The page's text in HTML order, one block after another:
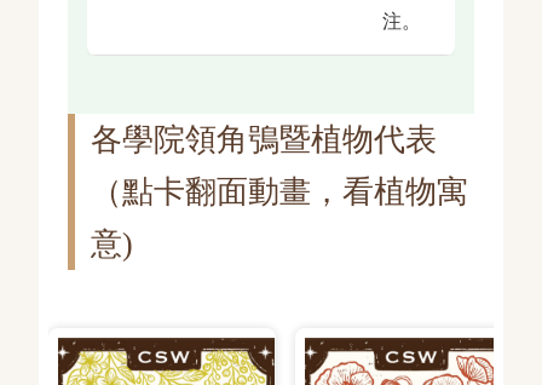
注。
各學院領角鴞暨植物代表
（點卡翻面動畫，看植物寓
意)